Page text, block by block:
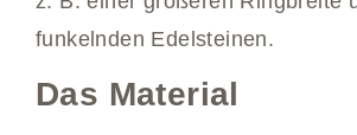
funkelnden Edelsteinen.
Das Material